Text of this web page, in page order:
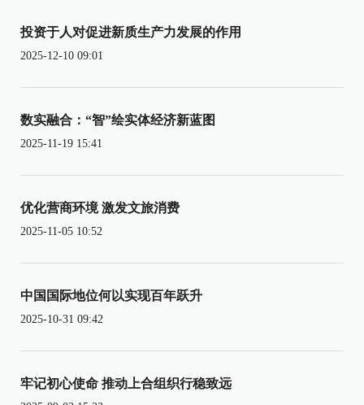
投资于人对促进新质生产力发展的作用
2025-12-10 09:01
数实融合：“智”绘实体经济新蓝图
2025-11-19 15:41
优化营商环境 激发文旅消费
2025-11-05 10:52
中国国际地位何以实现百年跃升
2025-10-31 09:42
牢记初心使命 推动上合组织行稳致远